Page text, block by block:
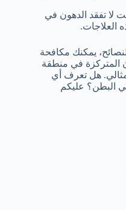
لا تفقد الدهون في
العلاجات.
يمكنك مكافحة
المتركزة في منطقة
هل تعرف أي
البطن؟ عليكم